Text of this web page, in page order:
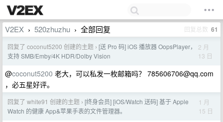
V2EX › 520zhuzhu › 全部回复 回复总数 61
回复了 coconut5200 创建的主题 › [送 Pro 码] iOS 播放器 OopsPlayer，
支持 SMB/Emby/4K HDR/Dolby Vision
2 月
13 日
@coconut5200 老大，可以私发一枚邮箱吗？ 785606706@qq.com
，必五星好评。
回复了 white91 创建的主题 › [终身会员] [iOS/Watch 送码] 基于 Apple
Watch 的健康 App&苹果手表的文件管理器。
1 月
15 日